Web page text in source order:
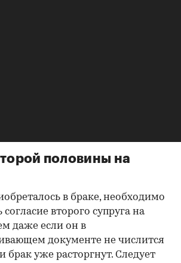
половины на
в браке, необходимо
согласие второго супруга на
даже если он в
документе не числится
брак уже расторгнут. Следует